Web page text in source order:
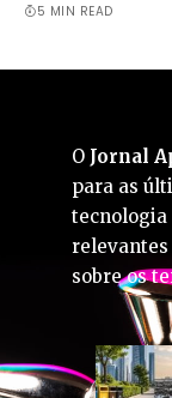
5 MIN READ
O Jornal
para as
tecnologia
sobre os